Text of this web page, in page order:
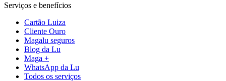
Serviços e benefícios
Cartão Luiza
Cliente Ouro
Magalu seguros
Blog da Lu
Maga +
WhatsApp da Lu
Todos os serviços